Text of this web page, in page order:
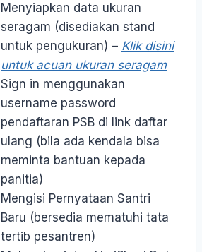
Menyiapkan data ukuran
seragam (disediakan stand
untuk pengukuran) – Klik disini
untuk acuan ukuran seragam
Sign in menggunakan
username password
pendaftaran PSB di link daftar
ulang (bila ada kendala bisa
meminta bantuan kepada
panitia)
Mengisi Pernyataan Santri
Baru (bersedia mematuhi tata
tertib pesantren)